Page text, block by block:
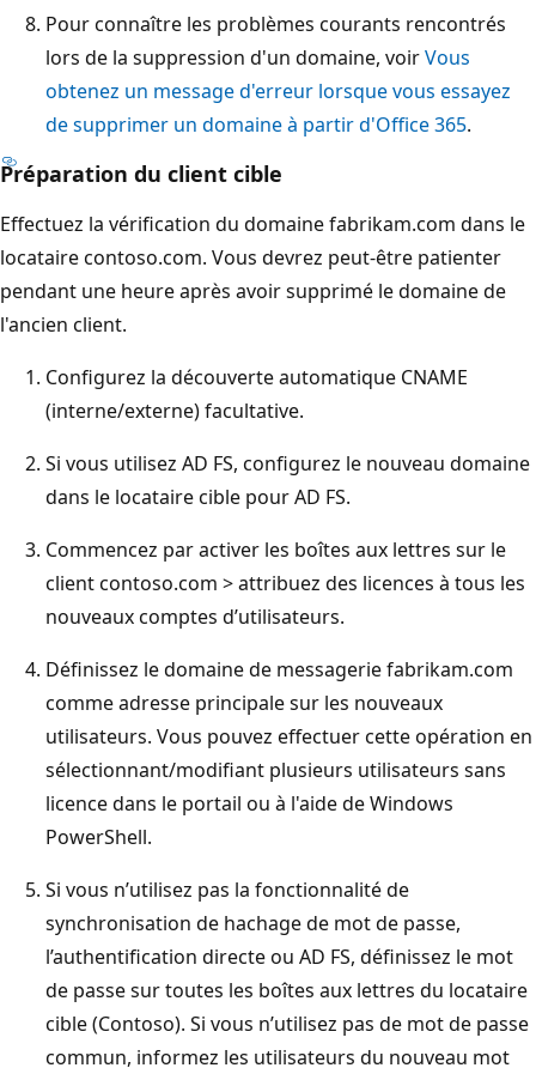
Pour connaître les problèmes courants rencontrés
lors de la suppression d'un domaine, voirVous
obtenez un message d'erreur lorsque vous essayez
de supprimer un domaine à partir d'Office 365.
Préparation du client cible
Effectuez la vérification du domaine fabrikam.com dans le
locataire contoso.com. Vous devrez peut-être patienter
pendant une heure après avoir supprimé le domaine de
l'ancien client.
Configurez la découverte automatique CNAME
(interne/externe) facultative.
Si vous utilisez AD FS, configurez le nouveau domaine
dans le locataire cible pour AD FS.
Commencez par activer les boîtes aux lettres sur le
client contoso.com > attribuez des licences à tous les
nouveaux comptes d’utilisateurs.
Définissez le domaine de messagerie fabrikam.com
comme adresse principale sur les nouveaux
utilisateurs. Vous pouvez effectuer cette opération en
sélectionnant/modifiant plusieurs utilisateurs sans
licence dans le portail ou à l'aide de Windows
PowerShell.
Si vous n’utilisez pas la fonctionnalité de
synchronisation de hachage de mot de passe,
l’authentification directe ou AD FS, définissez le mot
de passe sur toutes les boîtes aux lettres du locataire
cible (Contoso). Si vous n’utilisez pas de mot de passe
commun, informez les utilisateurs du nouveau mot